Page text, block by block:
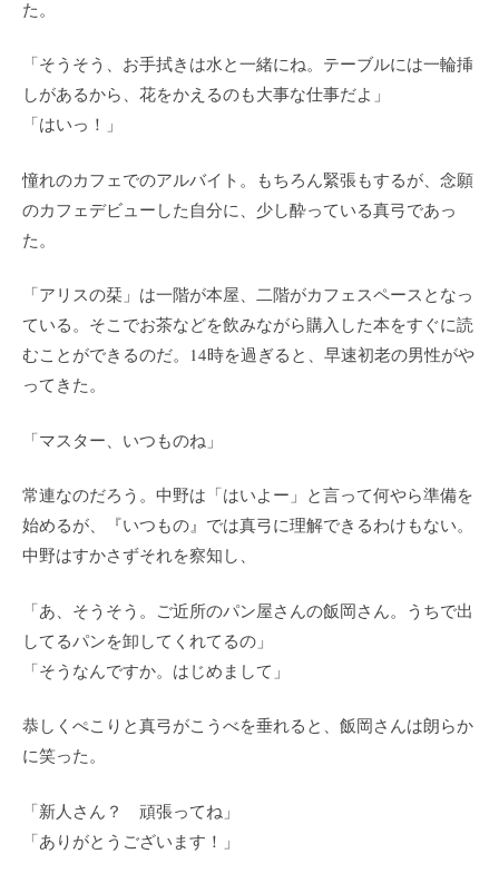
た。
「そうそう、お手拭きは水と一緒にね。テーブルには一輪挿
しがあるから、花をかえるのも大事な仕事だよ」
「はいっ！」
憧れのカフェでのアルバイト。もちろん緊張もするが、念願
のカフェデビューした自分に、少し酔っている真弓であっ
た。
「アリスの栞」は一階が本屋、二階がカフェスペースとなっ
ている。そこでお茶などを飲みながら購入した本をすぐに読
むことができるのだ。14時を過ぎると、早速初老の男性がや
ってきた。
「マスター、いつものね」
常連なのだろう。中野は「はいよー」と言って何やら準備を
始めるが、『いつもの』では真弓に理解できるわけもない。
中野はすかさずそれを察知し、
「あ、そうそう。ご近所のパン屋さんの飯岡さん。うちで出
してるパンを卸してくれてるの」
「そうなんですか。はじめまして」
恭しくぺこりと真弓がこうべを垂れると、飯岡さんは朗らか
に笑った。
「新人さん？ 頑張ってね」
「ありがとうございます！」